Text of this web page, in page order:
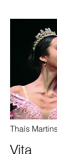
Thaís
Vita